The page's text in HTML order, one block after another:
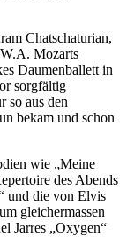
Chatschaturian,
Mozarts
Daumenballett in
sorgfältig
so aus den
bekam und schon
wie „Meine
des Abends
und die von Elvis
gleichermassen
Jarres „Oxygen“